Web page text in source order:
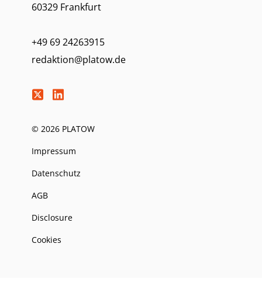
60329 Frankfurt
+49 69 24263915
redaktion@platow.de
© 2026 PLATOW
Impressum
Datenschutz
AGB
Disclosure
Cookies